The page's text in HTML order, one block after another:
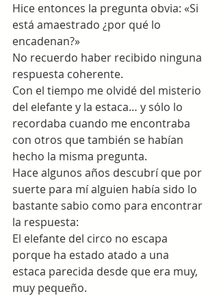
Hice entonces la pregunta obvia: «Si
está amaestrado ¿por qué lo
encadenan?»
No recuerdo haber recibido ninguna
respuesta coherente.
Con el tiempo me olvidé del misterio
del elefante y la estaca… y sólo lo
recordaba cuando me encontraba
con otros que también se habían
hecho la misma pregunta.
Hace algunos años descubrí que por
suerte para mí alguien había sido lo
bastante sabio como para encontrar
la respuesta:
El elefante del circo no escapa
porque ha estado atado a una
estaca parecida desde que era muy,
muy pequeño.